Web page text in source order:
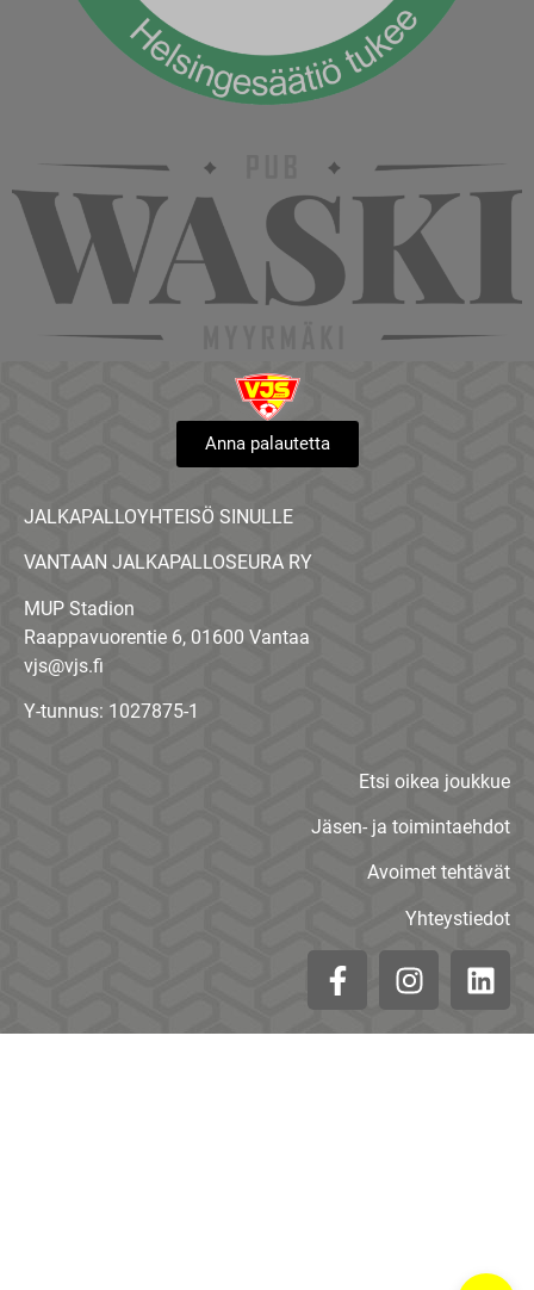
Anna palautetta
JALKAPALLOYHTEISÖ SINULLE
VANTAAN JALKAPALLOSEURA RY
MUP Stadion
Raappavuorentie 6, 01600 Vantaa
vjs@vjs.fi
Y-tunnus: 1027875-1
Etsi oikea joukkue
Jäsen- ja toimintaehdot
Avoimet tehtävät
Yhteystiedot